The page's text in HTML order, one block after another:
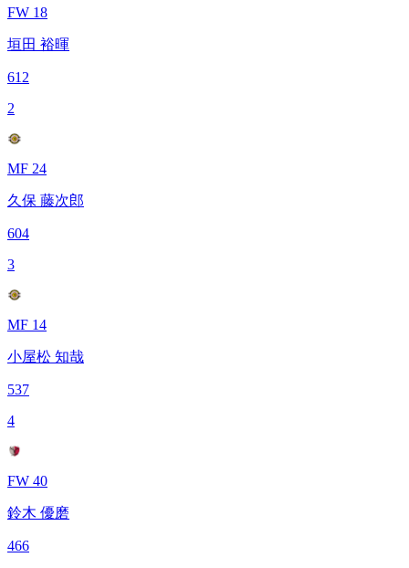
FW 18
垣田 裕暉
612
2
MF 24
久保 藤次郎
604
3
MF 14
小屋松 知哉
537
4
FW 40
鈴木 優磨
466